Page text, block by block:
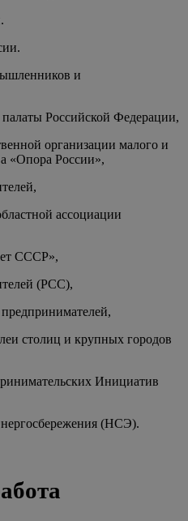
и
Российской Федерации,
организации малого и
«Опора России»,
ассоциации
СССР»,
(РСС),
столиц и крупных городов
Инициатив
(НСЭ).